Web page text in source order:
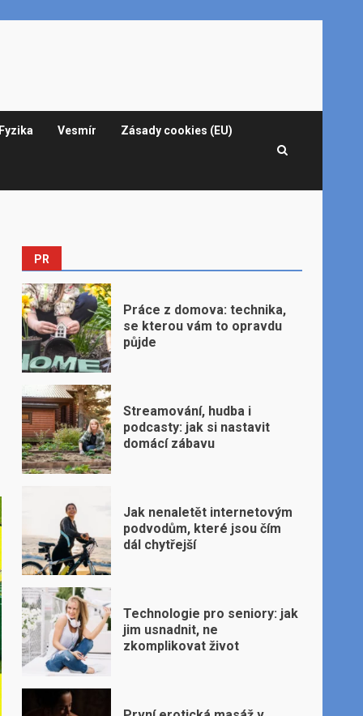
Fyzika Vesmír Zásady cookies (EU)
PR
Práce z domova: technika,
se kterou vám to opravdu
půjde
Streamování, hudba i
podcasty: jak si nastavit
domácí zábavu
Jak nenaletět internetovým
podvodům, které jsou čím
dál chytřejší
Technologie pro seniory: jak
jim usnadnit, ne
zkomplikovat život